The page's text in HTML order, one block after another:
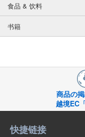
食品 & 饮料
书籍
商品の
越境EC
快捷链接